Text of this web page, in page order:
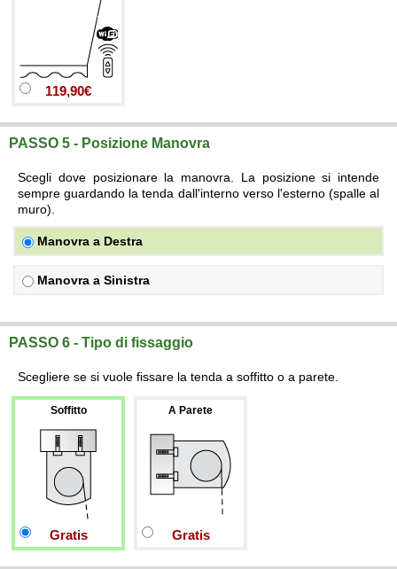
119,90€
PASSO 5 - Posizione Manovra
Scegli dove posizionare la manovra. La posizione si intende
sempre guardando la tenda dall'interno verso l'esterno (spalle al
muro).
Manovra a Destra
Manovra a Sinistra
PASSO 6 - Tipo di fissaggio
Scegliere se si vuole fissare la tenda a soffitto o a parete.
Soffitto
Gratis
A Parete
Gratis